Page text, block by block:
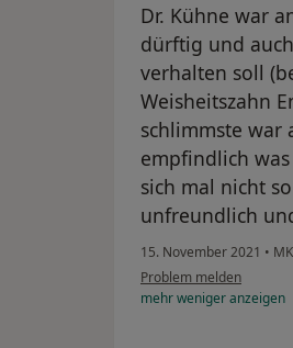
Dr. Kühne war
dürftig und
verhalten soll
Weisheitszahn
schlimmste war
empfindlich
sich mal nicht
unfreundlich
15. November 2021 •
Problem melden
mehrwenigeranzeigen